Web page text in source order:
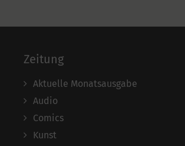
Zeitung
Aktuelle Monatsausgabe
Audio
Comics
Kunst